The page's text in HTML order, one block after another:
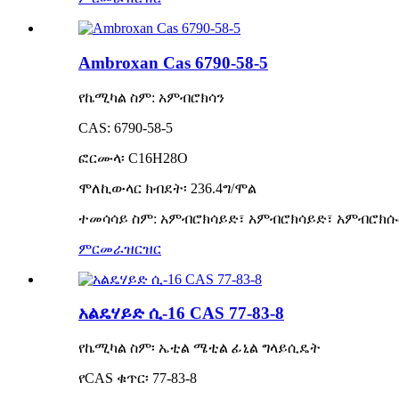
Ambroxan Cas 6790-58-5
የኬሚካል ስም: አምብሮክሳን
CAS: 6790-58-5
ፎርሙላ፡ C16H28O
ሞለኪውላር ክብደት፡ 236.4ግ/ሞል
ተመሳሳይ ስም: አምብሮክሳይድ፣ አምብሮክሳይድ፣
ምርመራዝርዝር
አልዴሃይድ ሲ-16 CAS 77-83-8
የኬሚካል ስም፡ ኤቲል ሜቲል ፊኒል ግላይሲዴት
የCAS ቁጥር፡ 77-83-8